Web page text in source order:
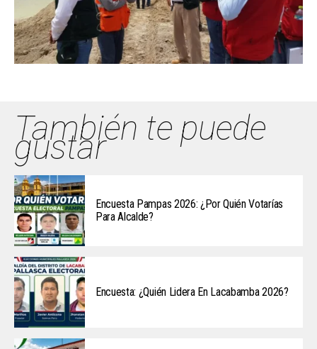
También te puede
gustar
Encuesta Pampas 2026: ¿Por Quién Votarías
Para Alcalde?
Encuesta: ¿Quién Lidera En Lacabamba 2026?